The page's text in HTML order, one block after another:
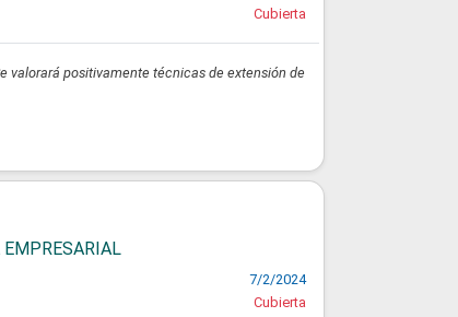
Cubierta
valorará positivamente técnicas de extensión de
7/2/2024
Cubierta